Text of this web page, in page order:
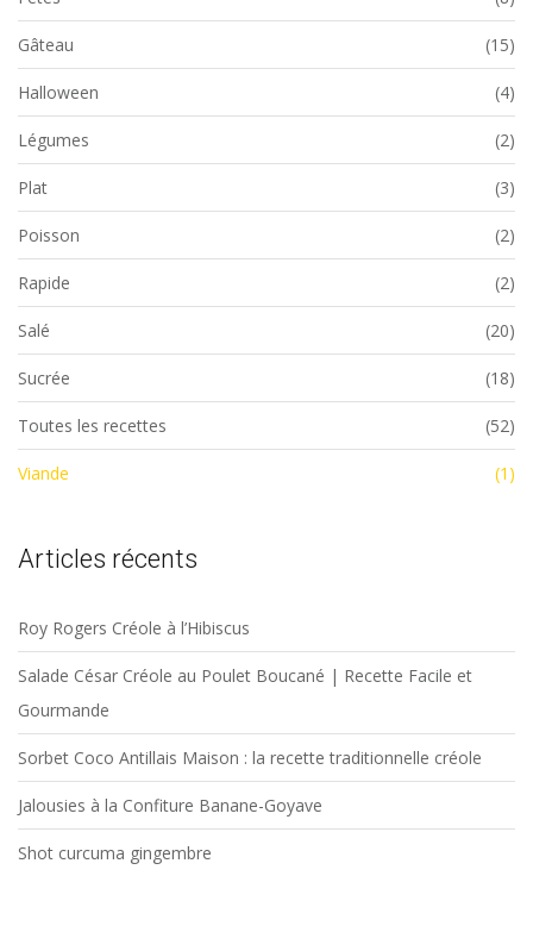
Gâteau (15)
Halloween (4)
Légumes (2)
Plat (3)
Poisson (2)
Rapide (2)
Salé (20)
Sucrée (18)
Toutes les recettes (52)
Viande (1)
Articles récents
Roy Rogers Créole à l’Hibiscus
Salade César Créole au Poulet Boucané | Recette Facile et
Gourmande
Sorbet Coco Antillais Maison : la recette traditionnelle créole
Jalousies à la Confiture Banane-Goyave
Shot curcuma gingembre